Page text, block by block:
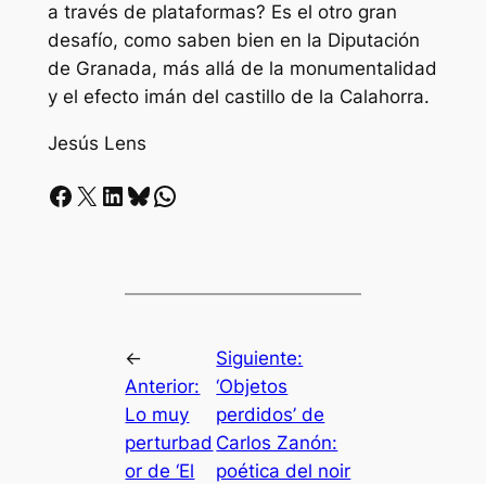
a través de plataformas? Es el otro gran
desafío, como saben bien en la Diputación
de Granada, más allá de la monumentalidad
y el efecto imán del castillo de la Calahorra.
Jesús Lens
Facebook X LinkedIn Bluesky Whatsapp
←
Anterior:
Lo muy
perturbad
or de ‘El
Siguiente:
‘Objetos
perdidos’ de
Carlos Zanón:
poética del noir